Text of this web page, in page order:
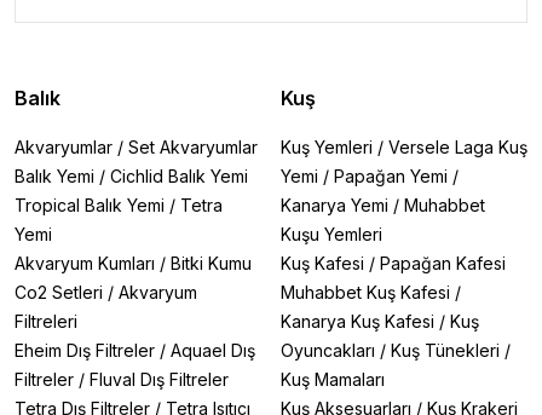
Balık
Akvaryumlar / Set Akvaryumlar
Balık Yemi / Cichlid Balık Yemi
Tropical Balık Yemi / Tetra
Yemi
Akvaryum Kumları / Bitki Kumu
Co2 Setleri / Akvaryum
Filtreleri
Eheim Dış Filtreler / Aquael Dış
Filtreler / Fluval Dış Filtreler
Tetra Dış Filtreler / Tetra Isıtıcı
Kuş
Kuş Yemleri / Versele Laga Kuş
Yemi / Papağan Yemi /
Kanarya Yemi / Muhabbet
Kuşu Yemleri
Kuş Kafesi / Papağan Kafesi
Muhabbet Kuş Kafesi /
Kanarya Kuş Kafesi / Kuş
Oyuncakları / Kuş Tünekleri /
Kuş Mamaları
Kuş Aksesuarları / Kuş Krakeri